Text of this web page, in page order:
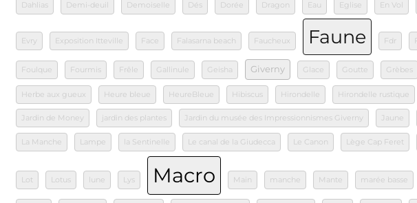
Dahlias Demi-deuil Demoiselle Dés Dorée Dragon Eau Eglise En Vol
Evry Exposition Itteville Face Falasarna beach Faucheux Faune Fdr
Foulque Fourmis Frêle Gallinule Geisha Giverny Glace Goutte Grèbes
Herbe aux gueux Heure bleue HeureBleue Hibiscus Hirondelle Hirondelle rustique
Jardin de Money jardin des plantes Jardin du musée des Impressionnismes Giverny Jaune
La Manche Lampe la Sentinelle Le canal de la Giudecca Le Canon Lège Cap Feret
Lot Lotus lune Lys Macro Main manche Mante marée basse